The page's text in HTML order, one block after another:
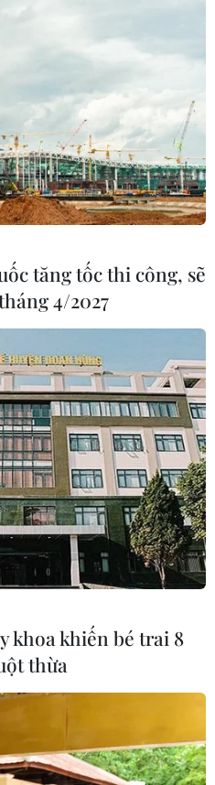
16/6 tăng phiên thứ
biển Bắc tăng 40 xu Mỹ
chạm mức cao nhất kể từ
giá thứ 5 liên tiếp.
tăng tốc thi công, sẽ
4/2027
khoa khiến bé trai 8
thừa